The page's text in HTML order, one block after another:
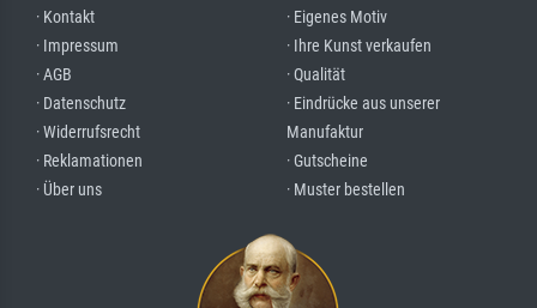
· Kontakt
· Impressum
· AGB
· Datenschutz
· Widerrufsrecht
· Reklamationen
· Über uns
· Eigenes Motiv
· Ihre Kunst verkaufen
· Qualität
· Eindrücke aus unserer
Manufaktur
· Gutscheine
· Muster bestellen